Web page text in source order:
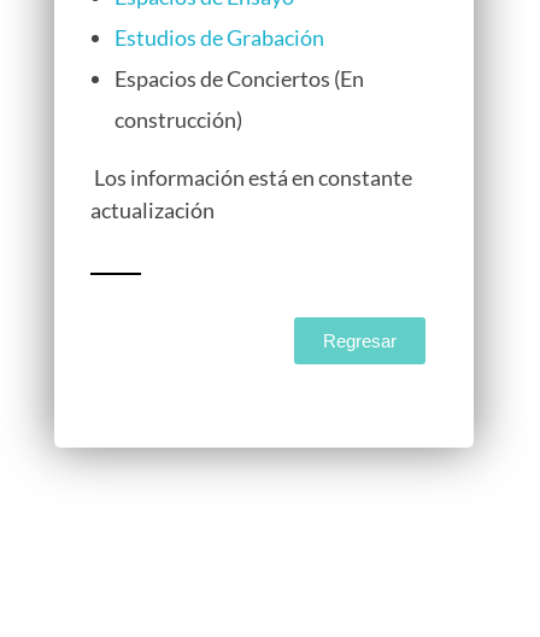
Estudios de Grabación
Espacios de Conciertos (En
construcción)
Los información está en constante
actualización
Regresar